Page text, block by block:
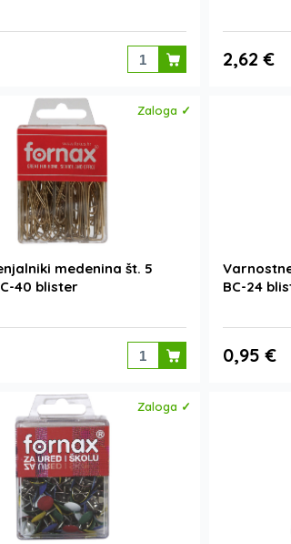
2,62 €
Zaloga ✓
medenina št. 5
40 blister
BC-24
0,95 €
Zaloga ✓